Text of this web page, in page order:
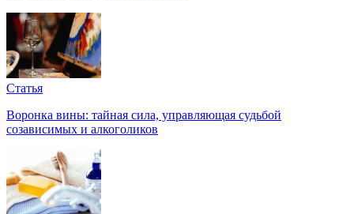
Статья
Воронка вины: тайная сила, управляющая судьбой
созависимых и алкоголиков